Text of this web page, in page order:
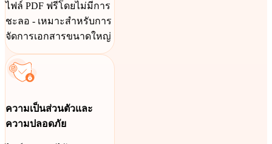
ไฟล์ PDF ฟรีโดยไม่มีการ
ชะลอ - เหมาะสำหรับการ
จัดการเอกสารขนาดใหญ่
ความเป็นส่วนตัวและ
ความปลอดภัย